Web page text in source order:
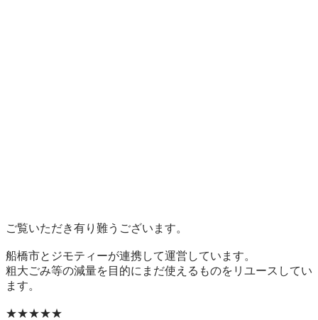
ご覧いただき有り難うございます。
船橋市とジモティーが連携して運営しています。
粗⼤ごみ等の減量を⽬的にまだ使えるものをリユースしてい
ます。
★★★★★